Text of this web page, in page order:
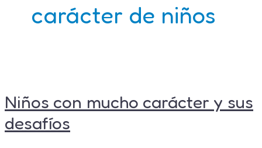
carácter de niños
Niños con mucho carácter y sus
desafíos